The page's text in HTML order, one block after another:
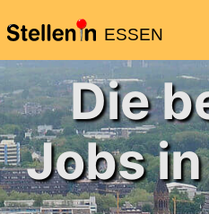
ESSEN
Die
Jobs